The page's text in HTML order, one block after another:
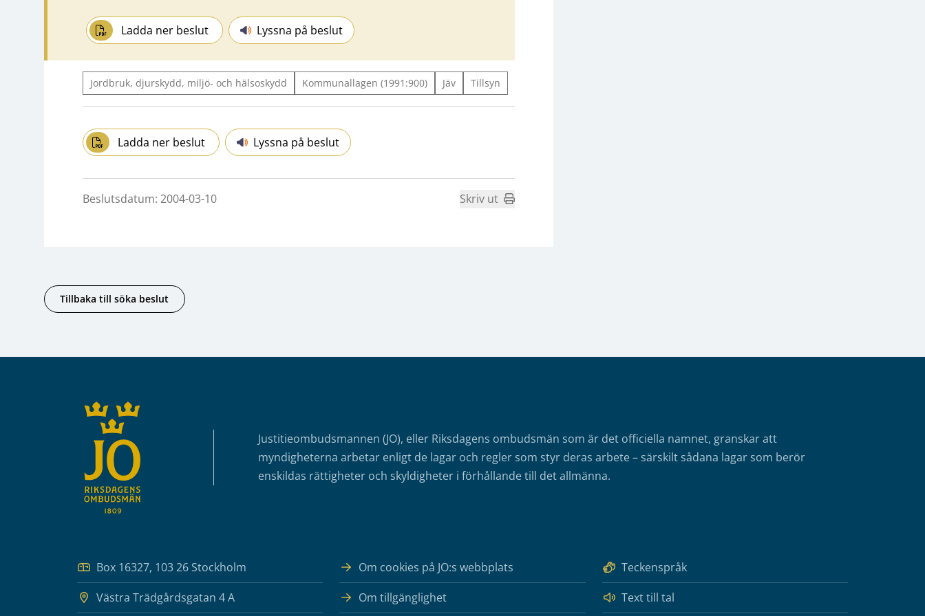
Ladda ner beslut Lyssna på beslut
Jordbruk, djurskydd, miljö- och hälsoskydd Kommunallagen (1991:900) Jäv Tillsyn
Ladda ner beslut Lyssna på beslut
Beslutsdatum: 2004-03-10 Skriv ut
Tillbaka till söka beslut
Justitieombudsmannen (JO), eller Riksdagens ombudsmän som är det officiella namnet, granskar att
myndigheterna arbetar enligt de lagar och regler som styr deras arbete – särskilt sådana lagar som berör
enskildas rättigheter och skyldigheter i förhållande till det allmänna.
Box 16327, 103 26 Stockholm
Västra Trädgårdsgatan 4 A
Om cookies på JO:s webbplats
Teckenspråk
Om tillgänglighet
Text till tal